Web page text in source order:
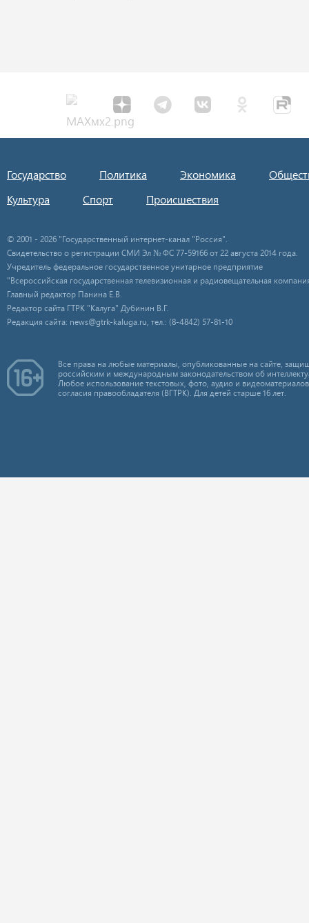
Государство Политика Экономика
Культура
Спорт Происшествия
© 2001 - 2026 "Государственный интернет-канал "Россия".
Свидетельство о регистрации СМИ Эл № ФС 77-59166 от 22 августа 2014 года.
Учредитель федеральное государственное унитарное предприятие
"Всероссийская государственная телевизионная и радиовещательная
Главный редактор Панина Е.В.
Редактор сайта ГТРК "Калуга" Дубинин В.Г.
Редакция сайта: news@gtrk-kaluga.ru, тел.: (8-4842) 57-81-10
Все права на любые материалы, опубликованные на сайте,
российским и международным законодательством об
Любое использование текстовых, фото, аудио и
согласия правообладателя (ВГТРК). Для детей старше 16 лет.